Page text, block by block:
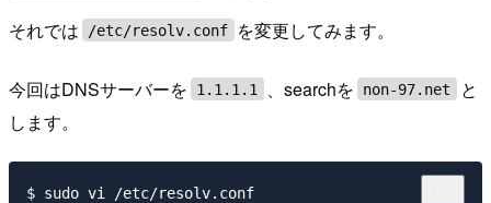
それでは /etc/resolv.conf を変更してみます。
今回はDNSサーバーを 1.1.1.1 、searchを non-97.net
と
します。
$ sudo vi /etc/resolv.conf